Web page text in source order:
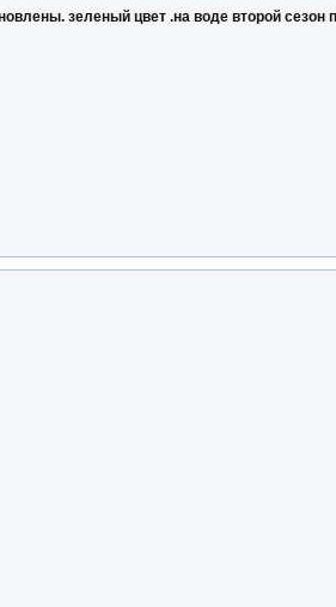
зеленый цвет .на воде второй сезон